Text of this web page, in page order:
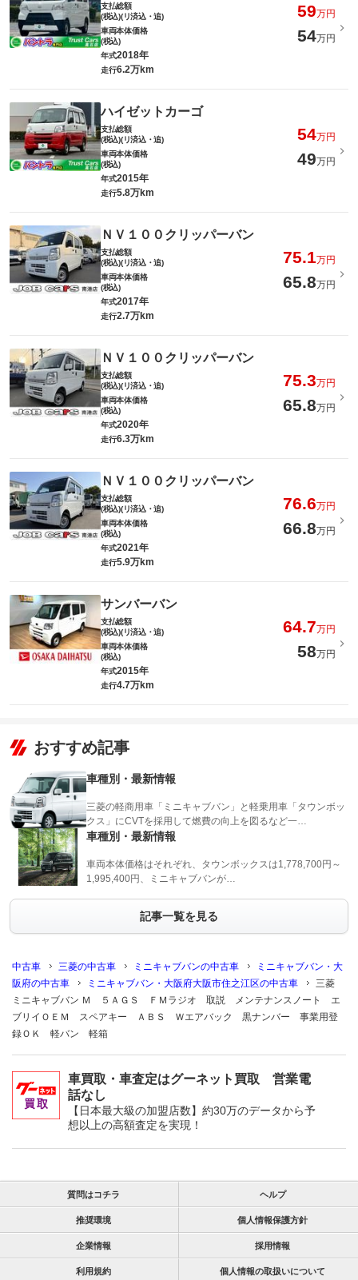
支払総額
(税込)(リ済込・追)
59万円
車両本体価格
(税込)
54万円
年式2018年
走行6.2万km
ハイゼットカーゴ
支払総額
(税込)(リ済込・追)
54万円
車両本体価格
(税込)
49万円
年式2015年
走行5.8万km
ＮＶ１００クリッパーバン
支払総額
(税込)(リ済込・追)
75.1万円
車両本体価格
(税込)
65.8万円
年式2017年
走行2.7万km
ＮＶ１００クリッパーバン
支払総額
(税込)(リ済込・追)
75.3万円
車両本体価格
(税込)
65.8万円
年式2020年
走行6.3万km
ＮＶ１００クリッパーバン
支払総額
(税込)(リ済込・追)
76.6万円
車両本体価格
(税込)
66.8万円
年式2021年
走行5.9万km
サンバーバン
支払総額
(税込)(リ済込・追)
64.7万円
車両本体価格
(税込)
58万円
年式2015年
走行4.7万km
おすすめ記事
車種別・最新情報
三菱の軽商用車「ミニキャブバン」と軽乗用車「タウンボッ
クス」にCVTを採用して燃費の向上を図るなど一…
車種別・最新情報
車両本体価格はそれぞれ、タウンボックスは1,778,700円～
1,995,400円、ミニキャブバンが…
記事一覧を見る
中古車 三菱の中古車 ミニキャブバンの中古車
ミニキャブバン・大
阪府の中古車
ミニキャブバン・大阪府大阪市住之江区の中古車
三菱
ミニキャブバン Ｍ ５ＡＧＳ ＦＭラジオ 取説 メンテナンスノート エ
ブリイＯＥＭ スペアキー ＡＢＳ Ｗエアバック 黒ナンバー 事業用登
録ＯＫ 軽バン 軽箱
車買取・車査定はグーネット買取 営業電
話なし
【日本最大級の加盟店数】約30万のデータから予
想以上の高額査定を実現！
質問はコチラ ヘルプ
推奨環境 個人情報保護方針
企業情報 採用情報
利用規約 個人情報の取扱いについて